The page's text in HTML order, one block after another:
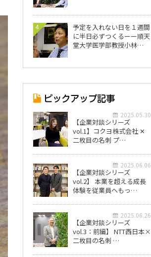
4
予定を入れない日を１週間
に半日必ずつくるーー順天
堂大学医学部教授小林…
2025.05.30
【企業対談シリーズ
vol.1】コクヨ株式会社 ✕
二枚目の名刺 プ…
2025.06.06
【企業対談シリーズ
vol.2】 本業を超える成長
体験を従業員へもっ…
2025.06.26
【企業対談シリーズ
vol.3：前編】 NTT西日本×
二枚目の名刺 …